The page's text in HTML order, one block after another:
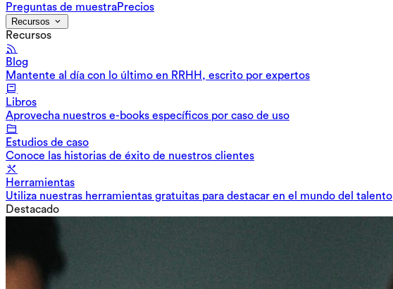
Preguntas de muestraPrecios
Recursos
Recursos
Blog
Mantente al día con lo último en RRHH, escrito por expertos
Libros
Aprovecha nuestros e-books específicos por caso de uso
Estudios de caso
Conoce las historias de éxito de nuestros clientes
Herramientas
Utiliza nuestras herramientas gratuitas para destacar en el mundo del talento
Destacado